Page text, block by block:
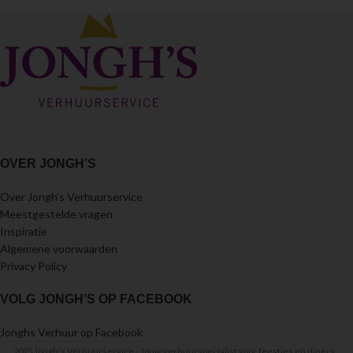
OVER JONGH’S
Over Jongh’s Verhuurservice
Meestgestelde vragen
Inspiratie
Algemene voorwaarden
Privacy Policy
VOLG JONGH’S OP FACEBOOK
Jonghs Verhuur op Facebook